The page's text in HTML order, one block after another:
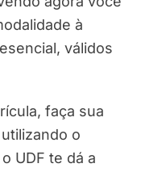
à
válidos
faça sua
o
UDF te dá a